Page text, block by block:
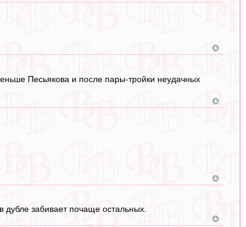
Песьякова и после пары-тройки неудачных
дубле забивает почаще остальных.